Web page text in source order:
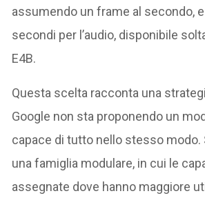
assumendo un frame al secondo,
secondi per l’audio, disponibile
E4B.
Questa scelta racconta una
Google non sta proponendo un
capace di tutto nello stesso
una famiglia modulare, in cui le
assegnate dove hanno maggiore